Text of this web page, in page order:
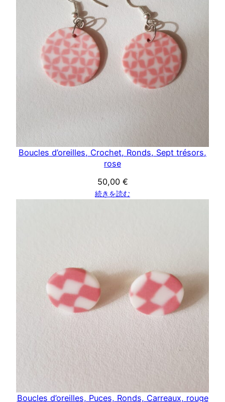
Boucles d’oreilles, Crochet, Ronds, Sept trésors,
rose
50,00 €
続きを読む
Boucles d’oreilles, Puces, Ronds, Carreaux, rouge